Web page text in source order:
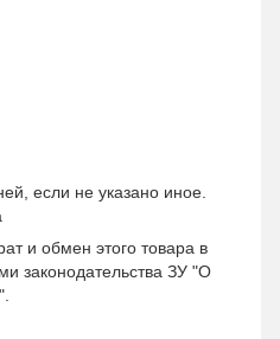
если не указано иное.
и обмен этого товара в
законодательства ЗУ "О